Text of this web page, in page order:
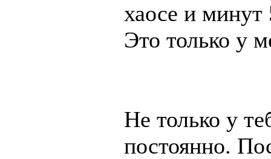
хаосе и минут
Это только у
Не только у
постоянно.